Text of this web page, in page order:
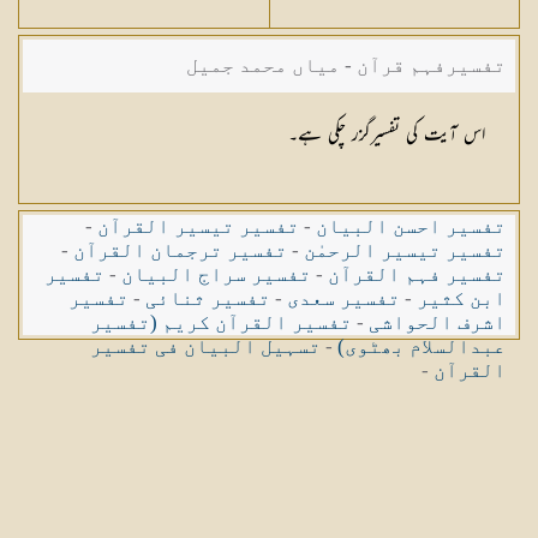
تفسیرفہم قرآن - میاں محمد جمیل
اس آیت کی تفسیرگزر چکی ہے۔
تفسیر احسن البیان - تفسیر تیسیر القرآن -
تفسیر تیسیر الرحمٰن - تفسیر ترجمان القرآن -
تفسیر فہم القرآن - تفسیر سراج البیان - تفسیر
ابن کثیر - تفسیر سعدی - تفسیر ثنائی - تفسیر
اشرف الحواشی - تفسیر القرآن کریم (تفسیر
عبدالسلام بھٹوی)-تسہیل البیان فی تفسیر
القرآن -